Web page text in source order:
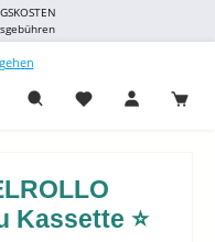
Kassette ⭐️